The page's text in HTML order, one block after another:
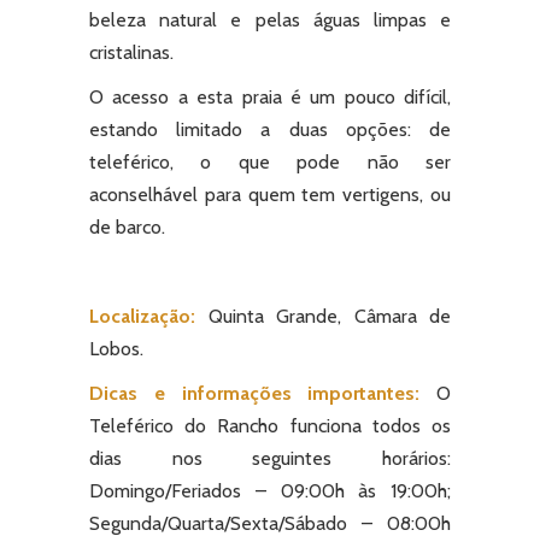
beleza natural e pelas águas limpas e
cristalinas.
O acesso a esta praia é um pouco difícil,
estando limitado a duas opções: de
teleférico, o que pode não ser
aconselhável para quem tem vertigens, ou
de barco.
Localização: Quinta Grande, Câmara de
Lobos.
Dicas e informações importantes: O
Teleférico do Rancho funciona todos os
dias nos seguintes horários:
Domingo/Feriados – 09:00h às 19:00h;
Segunda/Quarta/Sexta/Sábado – 08:00h